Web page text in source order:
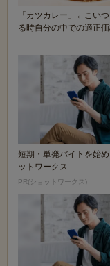
「カツカレー」←こい
る時自分の中での適正
短期・単発バイトを始
ットワークス
PR(ショットワークス)